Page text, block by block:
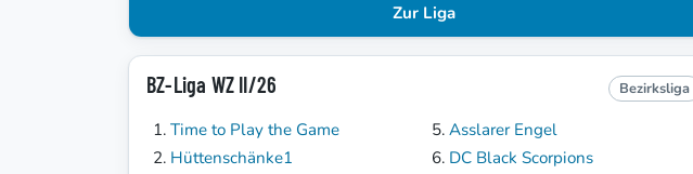
Zur Liga
BZ-Liga WZ II/26 Bezirksliga
Time to Play the Game
Hüttenschänke1
Asslarer Engel
DC Black Scorpions